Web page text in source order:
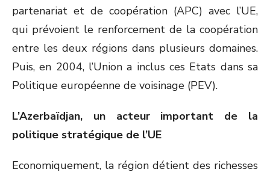
partenariat et de coopération (APC) avec l’UE,
qui prévoient le renforcement de la coopération
entre les deux régions dans plusieurs domaines.
Puis, en 2004, l’Union a inclus ces Etats dans sa
Politique européenne de voisinage (PEV).
L’Azerbaïdjan, un acteur important de la
politique stratégique de l’UE
Economiquement, la région détient des richesses